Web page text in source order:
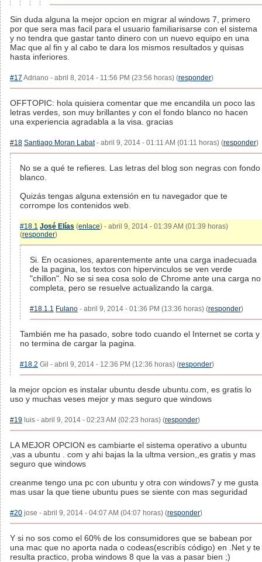
Sin duda alguna la mejor opcion en migrar al windows 7, primero
por que sera mas facil para el usuario familiarisarse con el sistema
y no tendra que gastar tanto dinero con un nuevo equipo en una
Mac que al fin y al cabo te dara los mismos resultados y quisas
hasta inferiores.
#17 Adriano - abril 8, 2014 - 11:56 PM (23:56 horas) (responder)
OFFTOPIC: hola quisiera comentar que me encandila un poco las
letras verdes, son muy brillantes y con el fondo blanco no hacen
una experiencia agradabla a la visa. gracias
#18 Santiago Moran Labat- abril 9, 2014 - 01:11 AM (01:11 horas) (responder)
No se a qué te refieres. Las letras del blog son negras con fondo
blanco.
Quizás tengas alguna extensión en tu navegador que te
corrompe los contenidos web.
#18.1 José Elías (enlace) - abril 9, 2014 - 01:39 AM (01:39 horas)
(responder)
Si. En ocasiones, aparentemente ante una carga inadecuada
de la pagina, los textos con hipervinculos se ven verde
"chillon". No se si sea cosa solo de Chrome ante una carga no
completa, pero se resuelve actualizando la carga.
#18.1.1 Fulano - abril 9, 2014 - 01:36 PM (13:36 horas) (responder)
También me ha pasado, sobre todo cuando el Internet se corta y
no termina de cargar la pagina.
#18.2 Gil - abril 9, 2014 - 12:36 PM (12:36 horas) (responder)
la mejor opcion es instalar ubuntu desde ubuntu.com, es gratis lo
uso y muchas veses mejor y mas seguro que windows
#19 luis - abril 9, 2014 - 02:23 AM (02:23 horas) (responder)
LA MEJOR OPCION es cambiarte el sistema operativo a ubuntu
,vas a ubuntu . com y ahi bajas la la ultma version,,es gratis y mas
seguro que windows
creanme tengo una pc con ubuntu y otra con windows7 y me gusta
mas usar la que tiene ubuntu pues se siente con mas seguridad
#20 jose - abril 9, 2014 - 04:07 AM (04:07 horas) (responder)
Y si no sos como el 60% de los consumidores que se babean por
una mac que no aporta nada o codeas(escribís código) en .Net y te
resulta practico, proba windows 8 que la vas a pasar bien ;)